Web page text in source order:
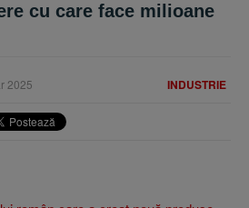
cu care face milioane
INDUSTRIE
2025